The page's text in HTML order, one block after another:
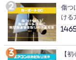
傷つ
ける
【